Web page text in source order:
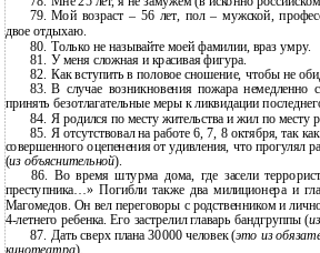
79. Мой возраст – 56 лет, пол – мужской,
двое отдыхаю.
80. Только не называйте моей фамилии, враз умру.
81. У меня сложная и красивая фигура.
82. Как вступить в половое сношение, чтобы не
83. В случае возникновения пожара немедленно
принять безотлагательные меры к ликвидации
84. Я родился по месту жительства и жил по месту
85.
Я отсутствовал на работе 6, 7, 8 октября, так
совершенного оцепенения от удивления, что прогулял
(из объяснительной).
86. Во время штурма дома, где засели
преступника…» Погибли также два милиционера и
Магомедов. Он вел переговоры с родственником и
4-летнего ребенка. Его застрелил главарь бандгруппы (
87. Дать сверх плана 30000 человек (это из
кинотеатра).